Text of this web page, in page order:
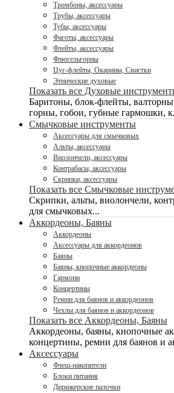
Тромбоны, аксессуары
Трубы, аксессуары
Тубы, аксессуары
Фаготы, аксессуары
Флейты, аксессуары
Флюгельгорны
Цуг-флейты, Окарины, Свистки
Этнические духовые
Показать все Духовые
Баритоны, блок-флейты,
горны, гобои, губные гармошки,
Смычковые инструменты
Аксессуары для смычковых
Альты, аксессуары
Виолончели, аксессуары
Контрабасы, аксессуары
Скрипки, аксессуары
Показать все Смычковые
Скрипки, альты, виолончели,
для смычковых...
Аккордеоны, Баяны
Аккордеоны
Аксессуары для аккордеонов
Баяны
Баяны, кнопочные аккордеоны
Гармони
Концертины
Ремни для баянов и аккордеонов
Чехлы для баянов и аккордеонов
Показать все Аккордеоны, Баяны
Аккордеоны, баяны, кнопочные
концертины, ремни для баянов и
Аксессуары
Флеш-накопители
Блоки питания
Дирижерские палочки